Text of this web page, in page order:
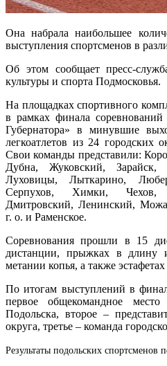
Она набрала наибольшее
выступления спортсменов в
Об этом сообщает пресс-
культуры и спорта Подмосковья.
На площадках спортивного
в рамках финала
Губернатора» в минувшие
легкоатлетов из 24 городских
Свои команды представили:
Дубна, Жуковский,
Луховицы, Лыткарино,
Серпухов, Химки, Чехов,
Дмитровский, Ленинский,
г. о. и Раменское.
Соревнования прошли в 15
дистанции, прыжках в длину
метании копья, а также
По итогам выступлений в
первое общекомандное
Подольска, второе –
округа, третье – команда
Результаты подольских спортсменов